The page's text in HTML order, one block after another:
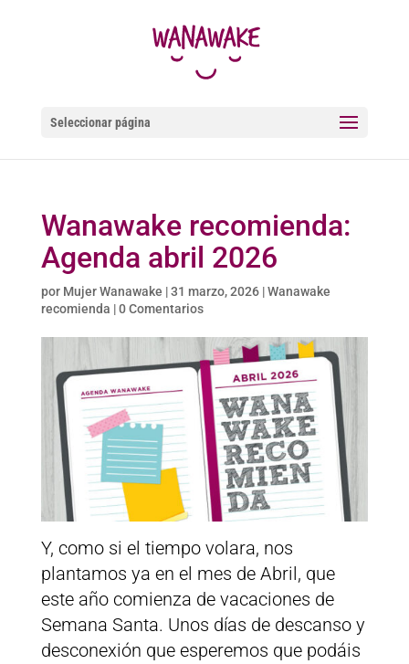
Seleccionar página
Wanawake recomienda:
Agenda abril 2026
por Mujer Wanawake |31 marzo, 2026|Wanawake
recomienda |0 Comentarios
Y, como si el tiempo volara, nos
plantamos ya en el mes de Abril, que
este año comienza de vacaciones de
Semana Santa. Unos días de descanso y
desconexión que esperemos que podáis